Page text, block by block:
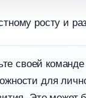
росту и
своей команде
для